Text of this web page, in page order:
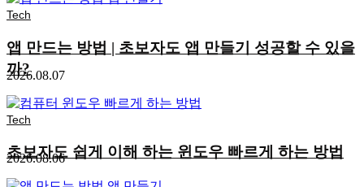
Tech
앱 만드는 방법 | 초보자도 앱 만들기 성공할 수 있을
까?
2026.08.07
Tech
초보자도 쉽게 이해 하는 윈도우 빠르게 하는 방법
2026.08.06